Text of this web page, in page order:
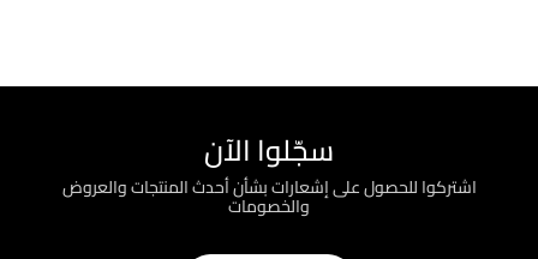
سجّلوا الآن
اشتركوا للحصول على إشعارات بشأن أحدث المنتجات والعروض
والخصومات